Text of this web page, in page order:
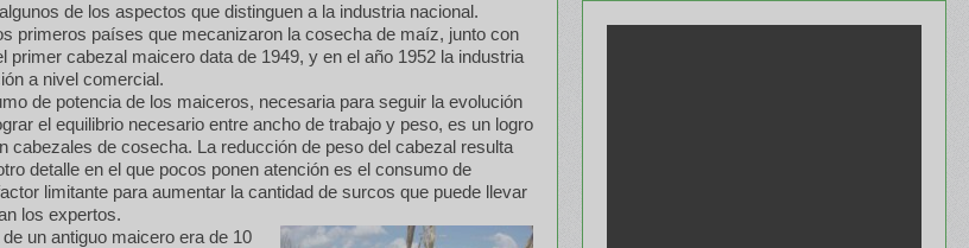
de los aspectos que distinguen a la industria nacional.
primeros países que mecanizaron la cosecha de maíz, junto con
primer cabezal maicero data de 1949, y en el año 1952 la industria
a nivel comercial.
de potencia de los maiceros, necesaria para seguir la evolución
el equilibrio necesario entre ancho de trabajo y peso, es un logro
cabezales de cosecha. La reducción de peso del cabezal resulta
detalle en el que pocos ponen atención es el consumo de
limitante para aumentar la cantidad de surcos que puede llevar
los expertos.
un antiguo maicero era de 10